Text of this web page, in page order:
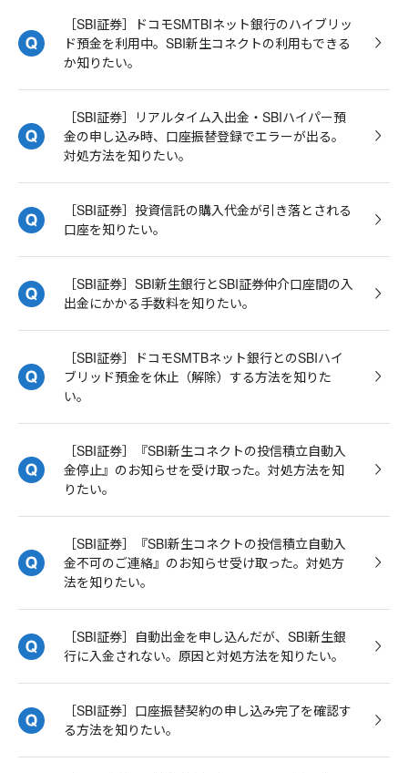
［SBI証券］ドコモSMTBIネット銀行のハイブリッ
ド預金を利用中。SBI新生コネクトの利用もできる
か知りたい。
［SBI証券］リアルタイム入出金・SBIハイパー預
金の申し込み時、口座振替登録でエラーが出る。
対処方法を知りたい。
［SBI証券］投資信託の購入代金が引き落とされる
口座を知りたい。
［SBI証券］SBI新生銀行とSBI証券仲介口座間の入
出金にかかる手数料を知りたい。
［SBI証券］ドコモSMTBネット銀行とのSBIハイ
ブリッド預金を休止（解除）する方法を知りた
い。
［SBI証券］『SBI新生コネクトの投信積立自動入
金停止』のお知らせを受け取った。対処方法を知
りたい。
［SBI証券］『SBI新生コネクトの投信積立自動入
金不可のご連絡』のお知らせ受け取った。対処方
法を知りたい。
［SBI証券］自動出金を申し込んだが、SBI新生銀
行に入金されない。原因と対処方法を知りたい。
［SBI証券］口座振替契約の申し込み完了を確認す
る方法を知りたい。